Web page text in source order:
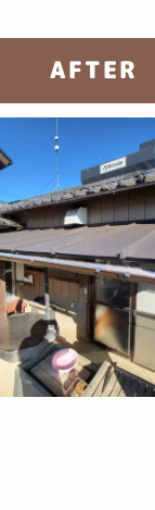
AFTER